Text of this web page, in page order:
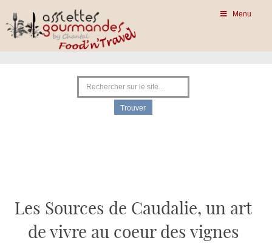
Menu
Les Sources de Caudalie, un art
de vivre au coeur des vignes